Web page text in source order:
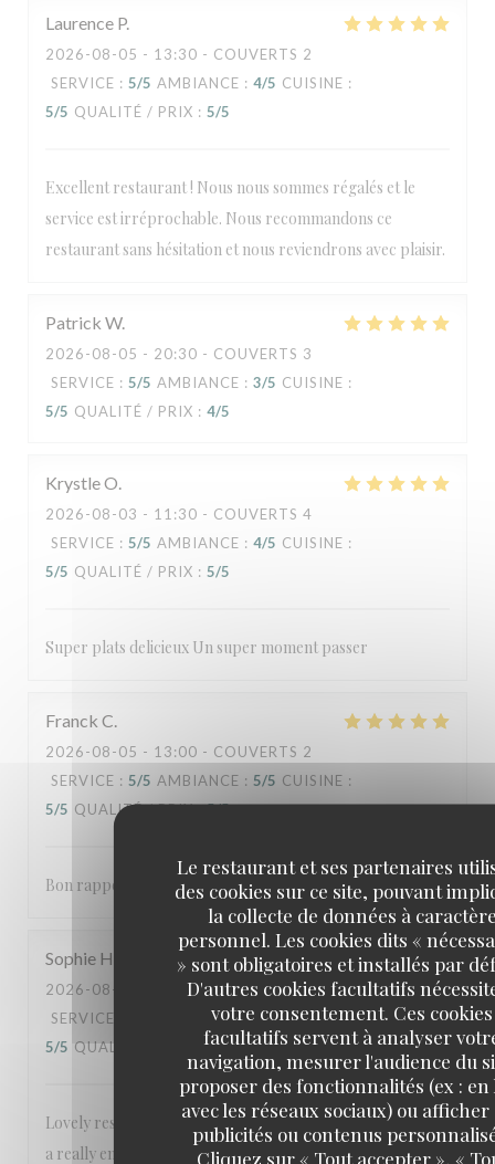
Le restaurant et ses partenaires
des cookies sur ce site, pouvant
la collecte de données à
personnel. Les cookies dits «
» sont obligatoires et installés par
D'autres cookies facultatifs
votre consentement. Ces cookies
facultatifs servent à analyser
navigation, mesurer l'audience du
proposer des fonctionnalités (ex : en
avec les réseaux sociaux) ou afficher
publicités ou contenus
Cliquez sur « Tout accepter », «
Laurence P
2026-08-05 - 13:30 - COUVERTS 2
SERVICE : 5/5 AMBIANCE : 4/5 CUISINE :
5/5 QUALITÉ / PRIX : 5/5
Excellent restaurant ! Nous nous sommes régalés et le
service est irréprochable. Nous recommandons ce
restaurant sans hésitation et nous reviendrons avec plaisir.
Patrick W
2026-08-05 - 20:30 - COUVERTS 3
SERVICE : 5/5 AMBIANCE : 3/5 CUISINE :
5/5 QUALITÉ / PRIX : 4/5
KrystleO
2026-08-03 - 11:30 - COUVERTS 4
SERVICE : 5/5 AMBIANCE : 4/5 CUISINE :
5/5 QUALITÉ / PRIX : 5/5
Super plats delicieux Un super moment passer
Franck C
2026-08-05 - 13:00 - COUVERTS 2
SERVICE : 5/5 AMBIANCE : 5/5 CUISINE :
5/5 QUALITÉ / PRIX: 5/5
Bon rapport qualité prix, rien à redire sur notre venue 👍
Sophie H
2026-08-01
- 18:00 - COUVERTS 3
SERVICE
AMBIANCE: 5/5 CUISINE:
5/5 QUALITÉ / PRIX 5/5
Lovely restaurant, great food and reasonably priced. Had
a really enjoyable meal. Special thanks to Evan for